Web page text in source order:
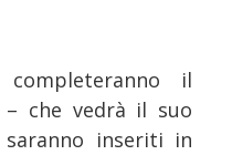
il
– che vedrà il suo
inseriti in